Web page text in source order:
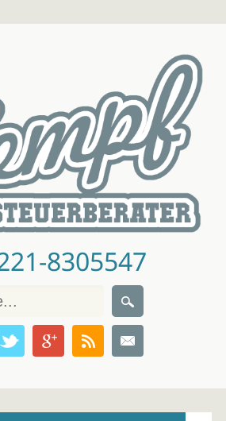
8305547